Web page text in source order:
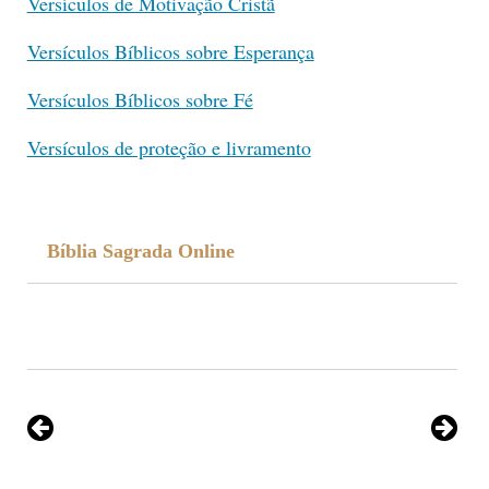
Versículos Bíblicos sobre Esperança
Versículos Bíblicos sobre Fé
Versículos de proteção e livramento
Bíblia Sagrada Online